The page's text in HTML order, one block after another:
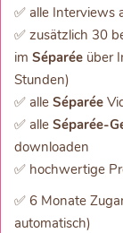
✅ alle Interviews
✅ zusätzlich 30
im Séparée über
Stunden)
✅ alle Séparée
✅ alle Séparée-
downloaden
✅ hochwertige
✅ 6 Monate
automatisch)